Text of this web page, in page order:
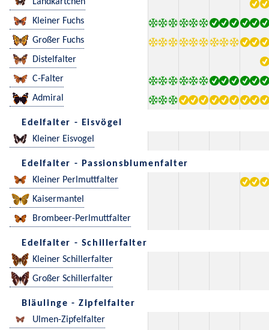
Kleiner Fuchs
Großer Fuchs
Distelfalter
C-Falter
Admiral
Edelfalter - Eisvögel
Kleiner Eisvogel
Edelfalter - Passionsblumenfalter
Kleiner Perlmuttfalter
Kaisermantel
Brombeer-Perlmuttfalter
Edelfalter - Schillerfalter
Kleiner Schillerfalter
Großer Schillerfalter
Bläulinge - Zipfelfalter
Ulmen-Zipfelfalter